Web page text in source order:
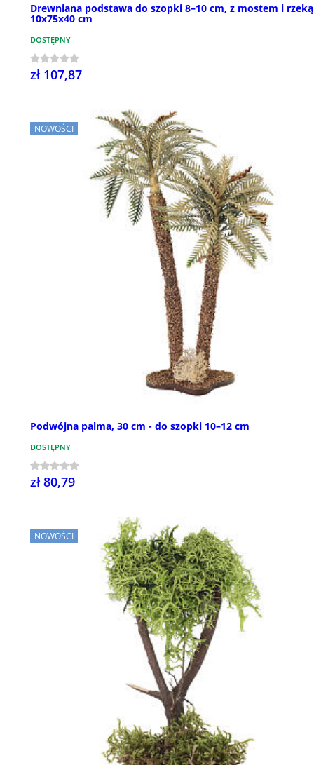
Drewniana podstawa do szopki 8–10 cm, z mostem i
10x75x40 cm
DOSTĘPNY
zł 107,87
NOWOŚCI
Podwójna palma, 30 cm - do szopki 10–12 cm
DOSTĘPNY
zł 80,79
NOWOŚCI